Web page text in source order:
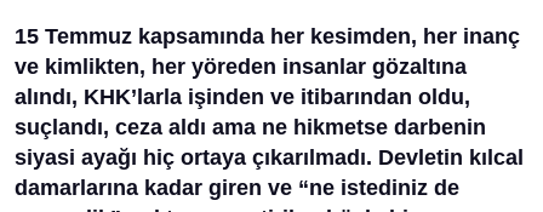
15 Temmuz kapsamında her kesimden, her inanç
ve kimlikten, her yöreden insanlar gözaltına
alındı, KHK’larla işinden ve itibarından oldu,
suçlandı, ceza aldı ama ne hikmetse darbenin
siyasi ayağı hiç ortaya çıkarılmadı. Devletin kılcal
damarlarına kadar giren ve “ne istediniz de